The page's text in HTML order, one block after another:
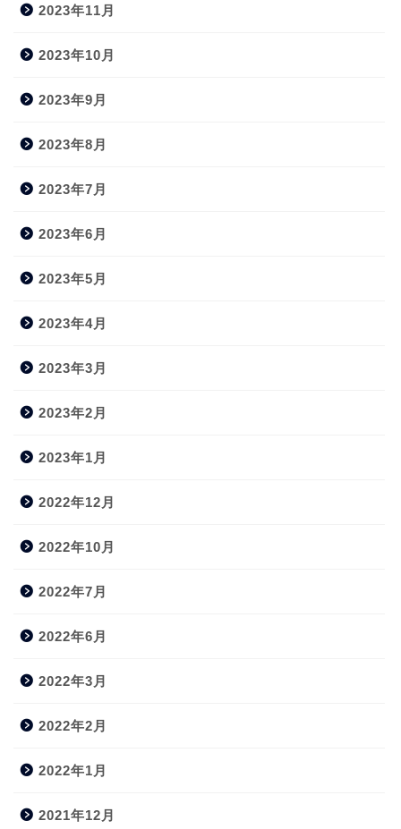
2023年11月
2023年10月
2023年9月
2023年8月
2023年7月
2023年6月
2023年5月
2023年4月
2023年3月
2023年2月
2023年1月
2022年12月
2022年10月
2022年7月
2022年6月
2022年3月
2022年2月
2022年1月
2021年12月